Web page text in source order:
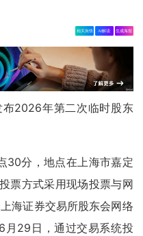
相关舆情 AI解读 生成海报
2026年第二次临时股东
30分，地点在上海市嘉定
票方式采用现场投票与网
海证券交易所股东会网络
29日，通过交易系统投